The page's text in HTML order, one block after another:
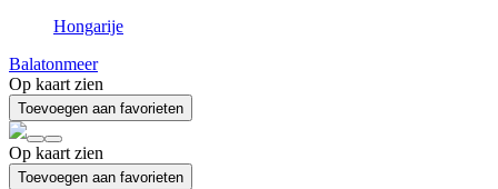
Hongarije
Balatonmeer
Op kaart zien
Toevoegen aan favorieten
Op kaart zien
Toevoegen aan favorieten